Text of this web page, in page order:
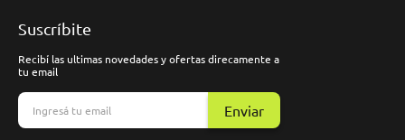
Suscríbite
Recibí las ultimas novedades y ofertas direcamente a
tu email
Enviar